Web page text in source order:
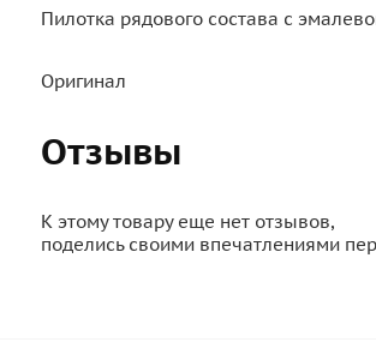
Пилотка рядового состава с
Оригинал
Отзывы
К этому товару еще нет отзывов,
поделись своими впечатлениями